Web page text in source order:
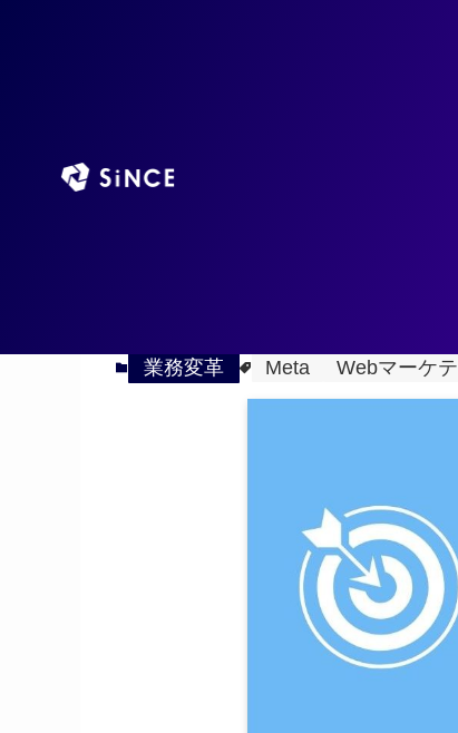
業務変革 Meta Webマーケ